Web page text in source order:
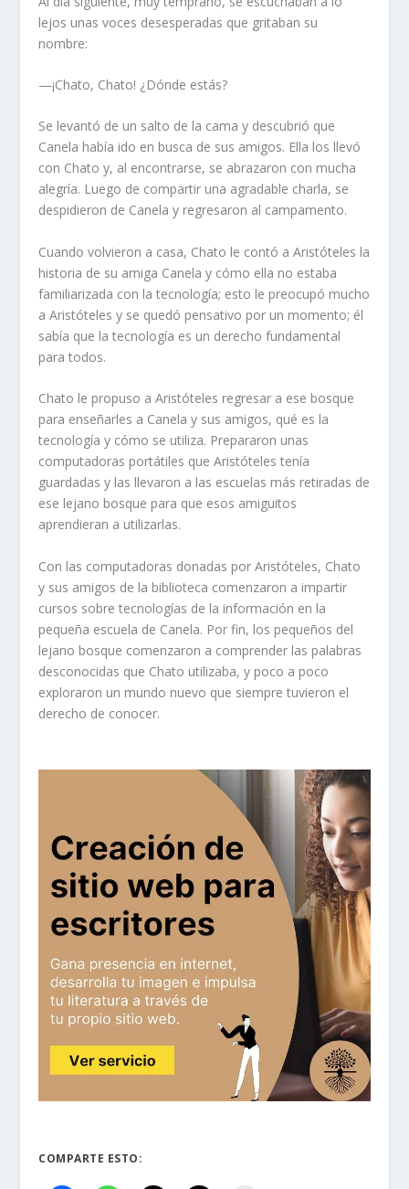
lejos unas voces desesperadas que gritaban su
nombre:
—¡Chato, Chato! ¿Dónde estás?
Se levantó de un salto de la cama y descubrió que
Canela había ido en busca de sus amigos. Ella los llevó
con Chato y, al encontrarse, se abrazaron con mucha
alegría. Luego de compartir una agradable charla, se
despidieron de Canela y regresaron al campamento.
Cuando volvieron a casa, Chato le contó a Aristóteles la
historia de su amiga Canela y cómo ella no estaba
familiarizada con la tecnología; esto le preocupó mucho
a Aristóteles y se quedó pensativo por un momento; él
sabía que la tecnología es un derecho fundamental
para todos.
Chato le propuso a Aristóteles regresar a ese bosque
para enseñarles a Canela y sus amigos, qué es la
tecnología y cómo se utiliza. Prepararon unas
computadoras portátiles que Aristóteles tenía
guardadas y las llevaron a las escuelas más retiradas de
ese lejano bosque para que esos amiguitos
aprendieran a utilizarlas.
Con las computadoras donadas por Aristóteles, Chato
y sus amigos de la biblioteca comenzaron a impartir
cursos sobre tecnologías de la información en la
pequeña escuela de Canela. Por fin, los pequeños del
lejano bosque comenzaron a comprender las palabras
desconocidas que Chato utilizaba, y poco a poco
exploraron un mundo nuevo que siempre tuvieron el
derecho de conocer.
COMPARTE ESTO: